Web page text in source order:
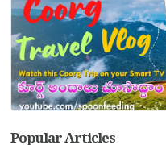
Popular Articles